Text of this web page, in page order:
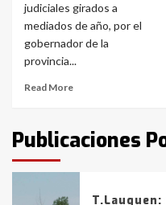
judiciales girados a
mediados de año, por el
gobernador de la
provincia...
Read More
Publicaciones
6
La Bolsa de
Blanca
con lluvias
fueron
tarde del